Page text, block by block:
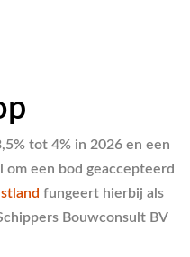
tot 4% in 2026 en een
om een bod geaccepteerd
fungeert hierbij als
Bouwconsult BV